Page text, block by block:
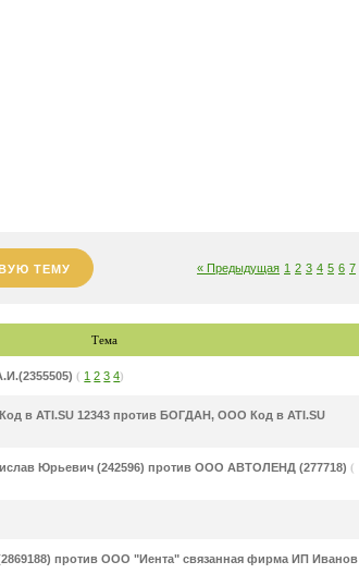
ТЕМУ « Предыдущая 1 2 3 4 5 6 7
Тема
( 1 2 3 4)
в ATI.SU 12343 против БОГДАН, ООО Код в ATI.SU
Юрьевич (242596) против ООО АВТОЛЕНД (277718) (
против ООО "Иента" связанная фирма ИП Иванов